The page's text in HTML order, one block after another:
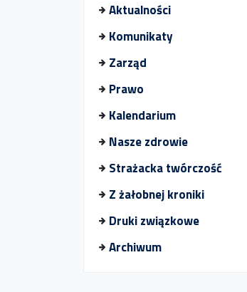
Aktualności
Komunikaty
Zarząd
Prawo
Kalendarium
Nasze zdrowie
Strażacka twórczość
Z żałobnej kroniki
Druki związkowe
Archiwum